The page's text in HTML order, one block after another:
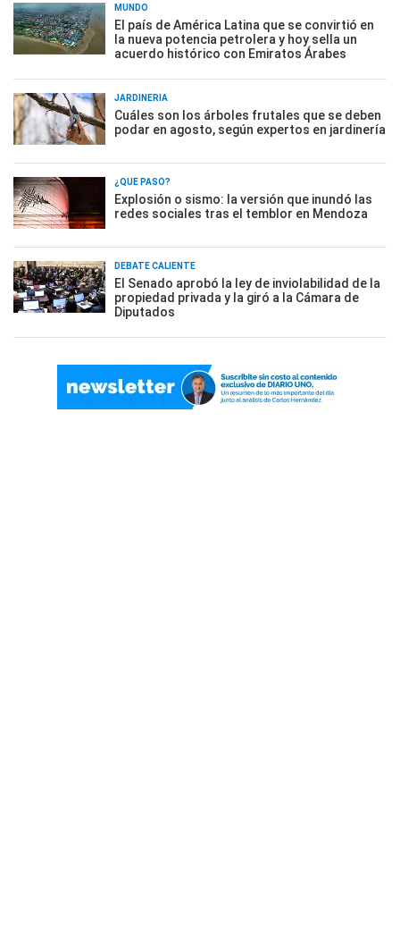
MUNDO
El país de América Latina que se convirtió en
la nueva potencia petrolera y hoy sella un
acuerdo histórico con Emiratos Árabes
JARDINERÍA
Cuáles son los árboles frutales que se deben
podar en agosto, según expertos en jardinería
¿QUÉ PASÓ?
Explosión o sismo: la versión que inundó las
redes sociales tras el temblor en Mendoza
DEBATE CALIENTE
El Senado aprobó la ley de inviolabilidad de la
propiedad privada y la giró a la Cámara de
Diputados